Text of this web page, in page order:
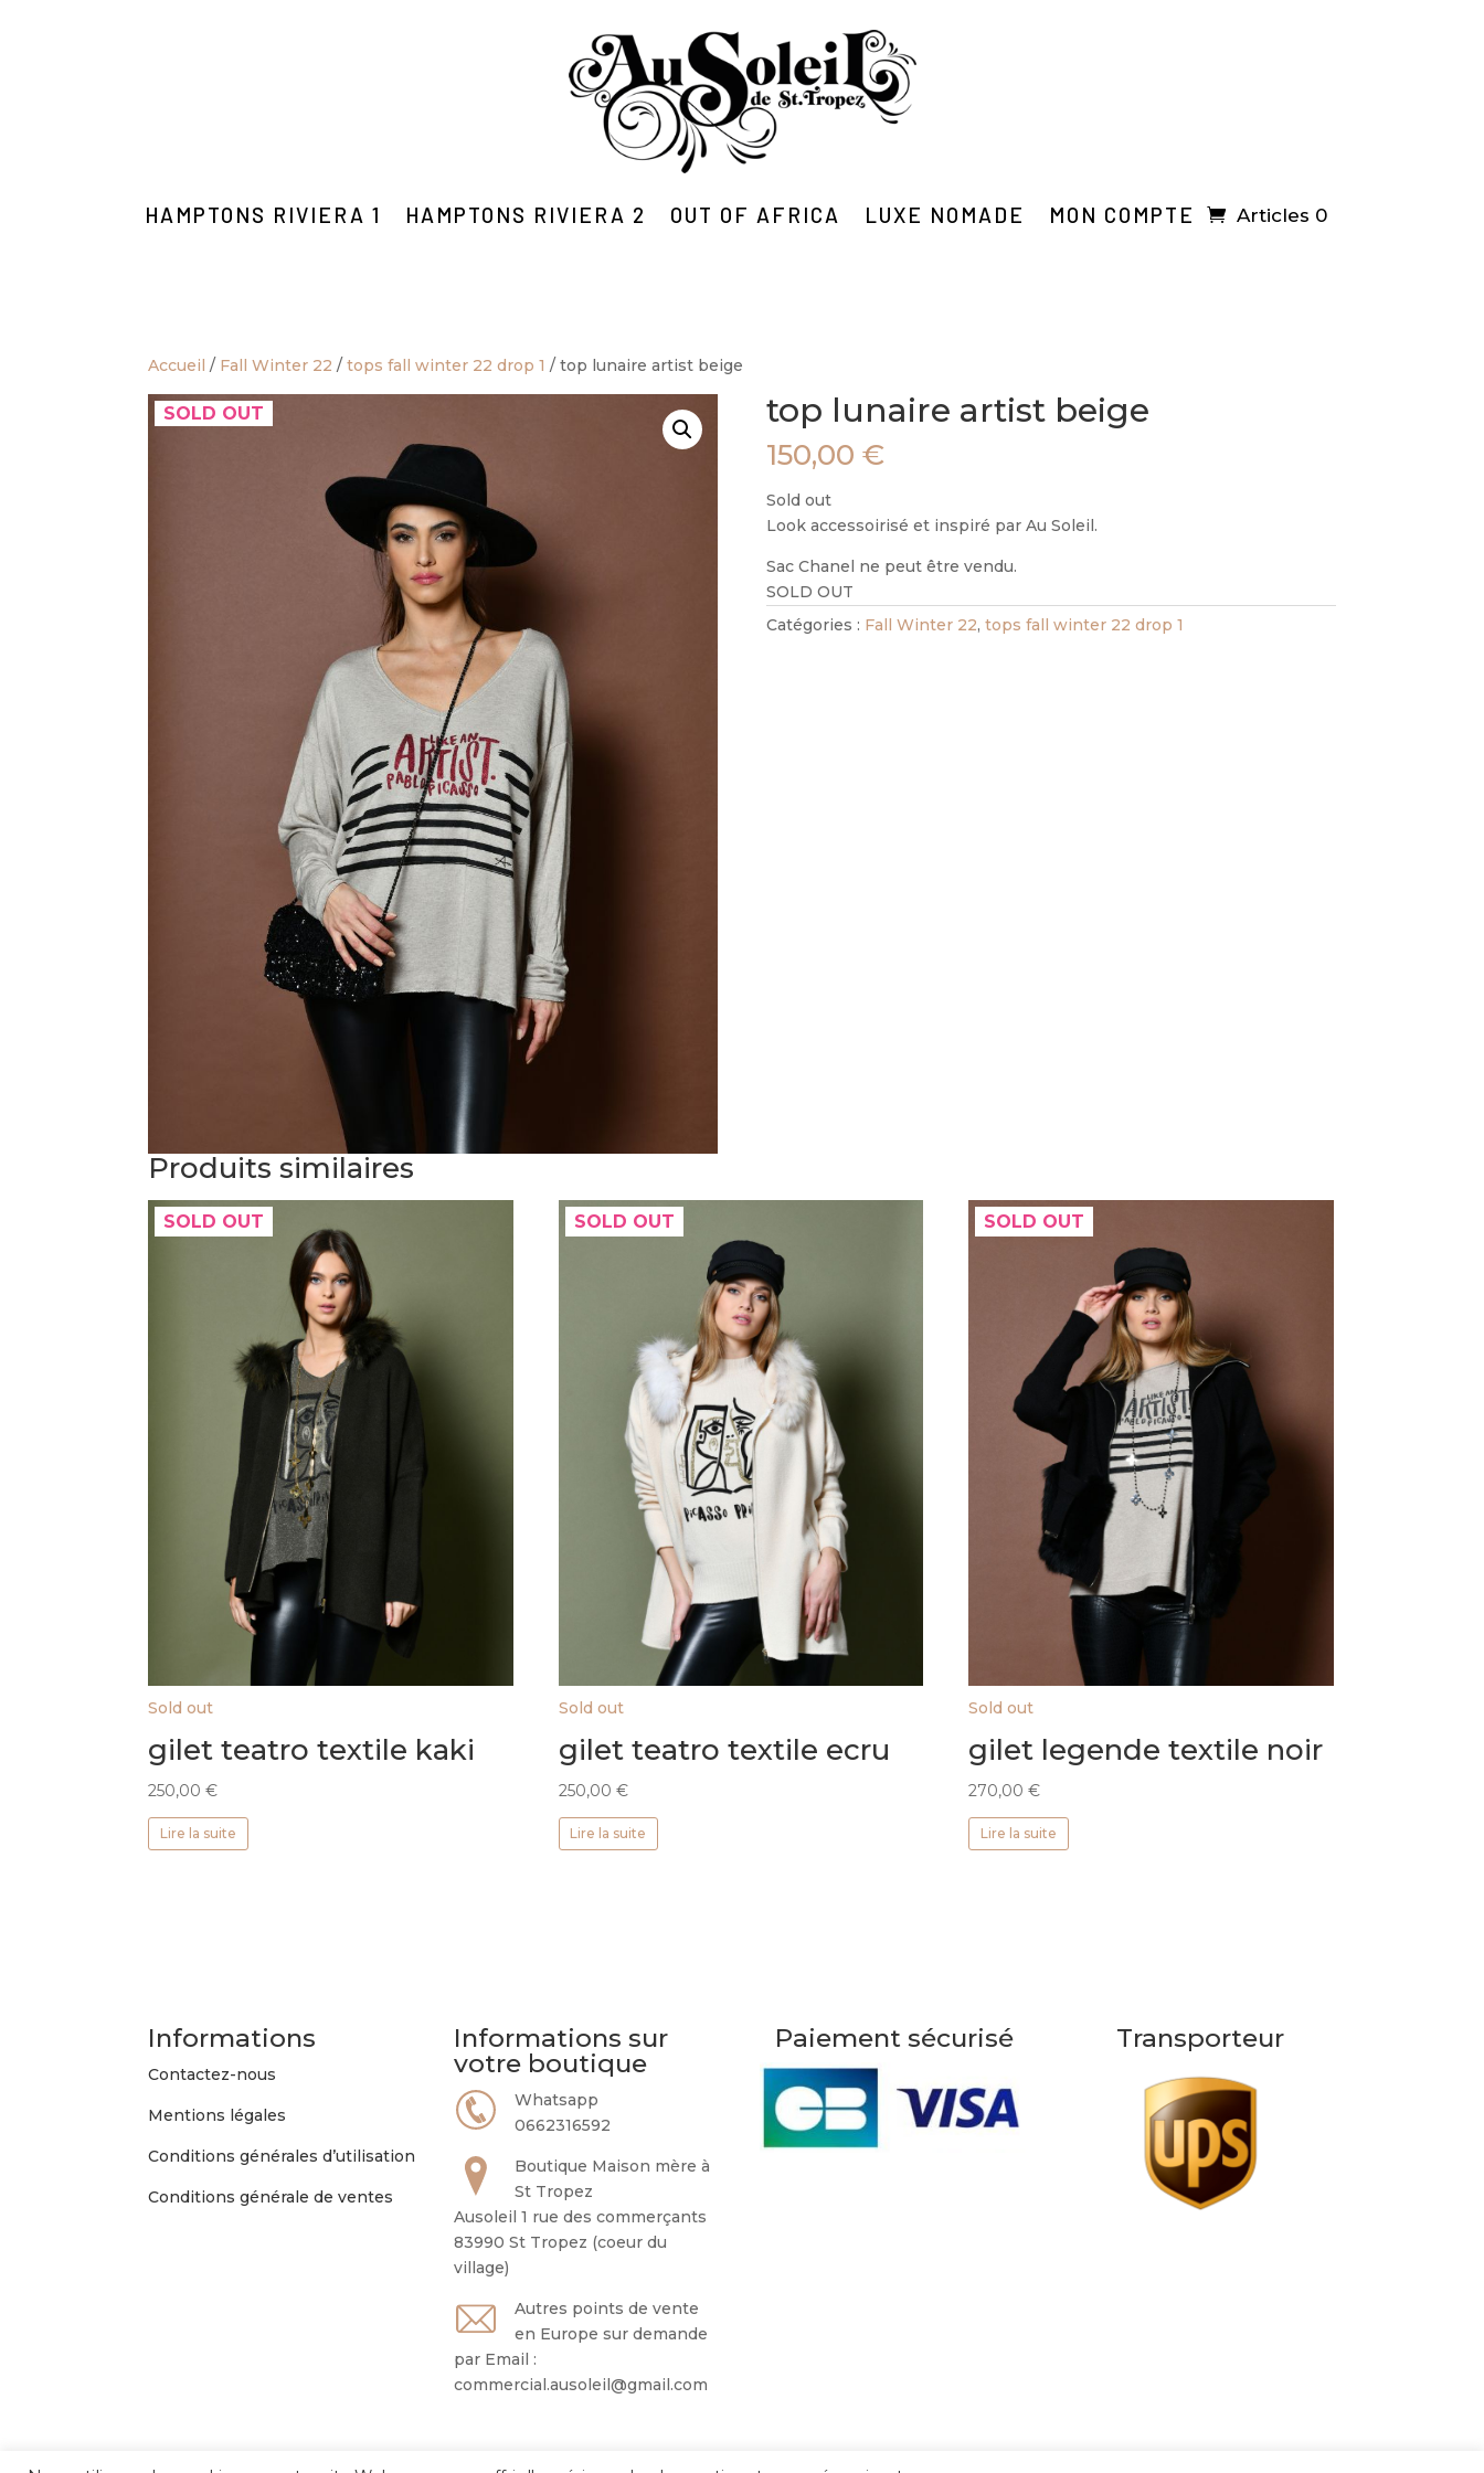
HAMPTONS RIVIERA 1 HAMPTONS RIVIERA 2 OUT OF AFRICA LUXE NOMADE MON COMPTE Articles 0
Accueil / Fall Winter 22 /tops fall winter 22 drop 1 / top lunaire artist beige
SOLD OUT top lunaire artist beige
150,00 €
Sold out
Look accessoirisé et inspiré par Au Soleil.
Sac Chanel ne peut être vendu.
SOLD OUT
Catégories : Fall Winter 22, tops fall winter 22 drop 1
Produits similaires
SOLD OUT
Sold out
gilet teatro textile kaki
250,00€
Lire la suite
SOLD OUT
Sold out
gilet teatro textile ecru
250,00 €
Lire la suite
SOLD OUT
Sold out
gilet legende textile noir
270,00€
Lire la suite
Informations
Contactez-nous
Mentions légales
Conditions générales d’utilisation
Conditions générale de ventes
Informations sur
votre boutique
Whatsapp
0662316592
Boutique Maison mère à
St Tropez
Ausoleil 1 rue des commerçants
83990 St Tropez (coeur du
village)
Autres points de vente
en Europe sur demande
par Email :
commercial.ausoleil@gmail.com
Paiement sécurisé Transporteur